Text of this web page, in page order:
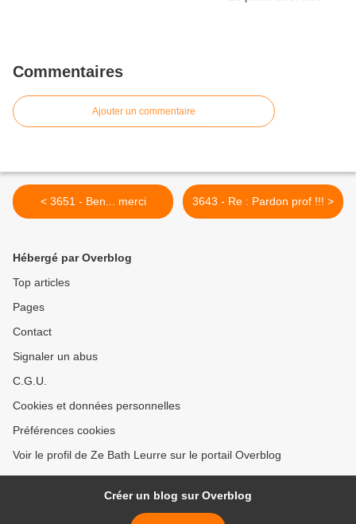
Commentaires
Ajouter un commentaire
< 3651 - Ben... merci 3643 - Re : Pardon prof !!! >
Hébergé par Overblog
Top articles
Pages
Contact
Signaler un abus
C.G.U.
Cookies et données personnelles
Préférences cookies
Voir le profil de Ze Bath Leurre sur le portail Overblog
Créer un blog sur Overblog